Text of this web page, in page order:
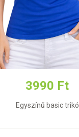
3990 Ft
Egyszínű basic trikó